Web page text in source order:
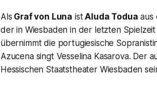
Als Graf von Luna istAluda Todua aus
der in Wiesbaden in der letzten
übernimmt die portugiesische
Azucena singt Vesselina Kasarova. Der
Hessischen Staatstheater Wiesbaden